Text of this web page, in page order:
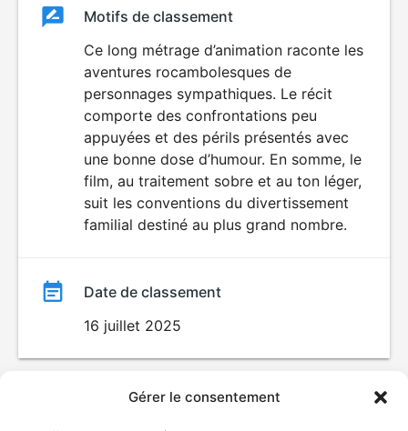
Gérer le consentement
ClassementClassement
Motifs de classement
Ce long métrage d’animation raconte les
aventures rocambolesques de
personnages sympathiques. Le récit
comporte des confrontations peu
appuyées et des périls présentés avec
une bonne dose d’humour. En somme, le
film, au traitement sobre et au ton léger,
suit les conventions du divertissement
familial destiné au plus grand nombre.
Date de classement
16 juillet 2025